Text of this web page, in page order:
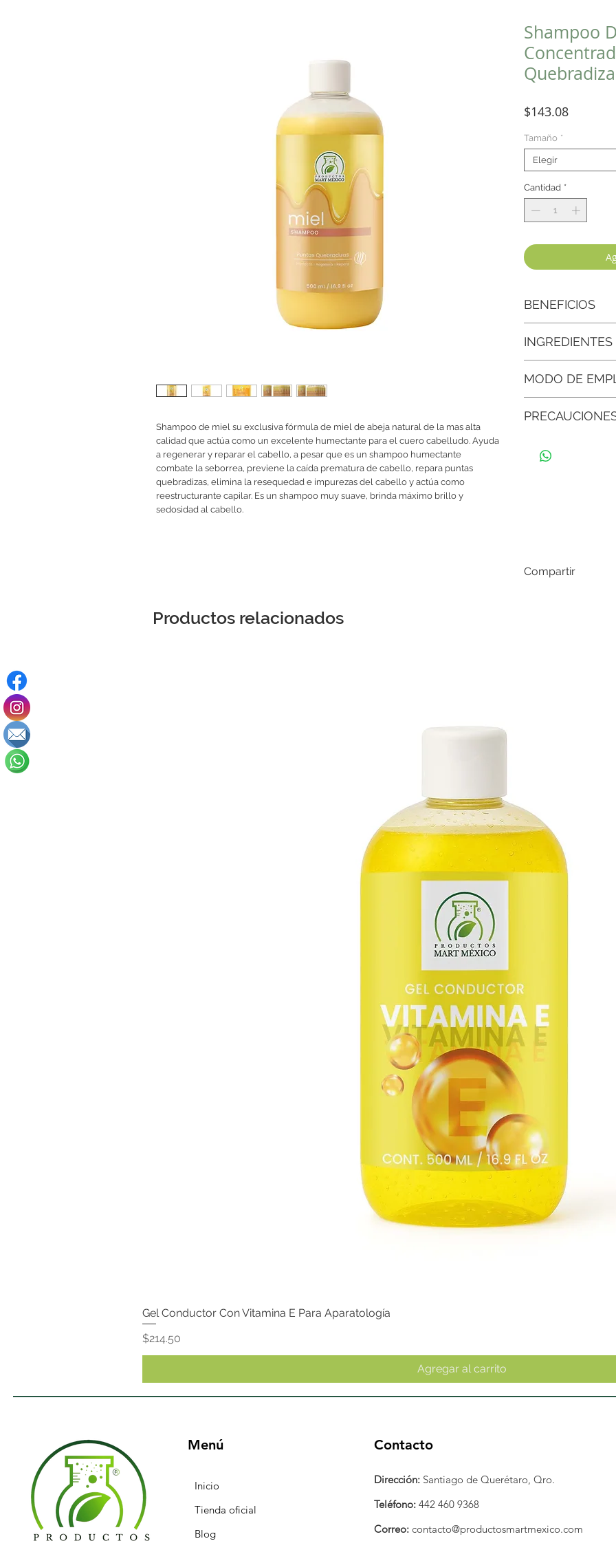
Shampoo de miel su exclusiva fórmula de miel de abeja natural de la mas alta
calidad que actúa como un excelente humectante para el cuero cabelludo. Ayuda
a regenerar y reparar el cabello, a pesar que es un shampoo humectante
combate la seborrea, previene la caída prematura de cabello, repara puntas
quebradizas, elimina la resequedad e impurezas del cabello y actúa como
reestructurante capilar. Es un shampoo muy suave, brinda máximo brillo y
sedosidad al cabello.
Shampoo
$143.08Precio
Tamaño *
Elegir
Cantidad *
BENEFICIOS
haciendo que el
• Apto para todo tipo
cabello seco, normal,
fortalecerlo y prevenir
cabelludo, lo que
salud.
INGREDIENTES
Orgánica, Vitamina E,
MODO DE
distribuyendo
alcance de los niños.
Compartir
Productos relacionados
Gel Conductor Con Vitamina E Para Aparatología
Precio
$214.50
Agregar al carrito
Menú
Inicio
Tienda oficial
Blog
Contacto
Dirección: Santiago de Querétaro, Qro.
Teléfono: 442 460 9368
Correo: contacto@productosmartmexico.com